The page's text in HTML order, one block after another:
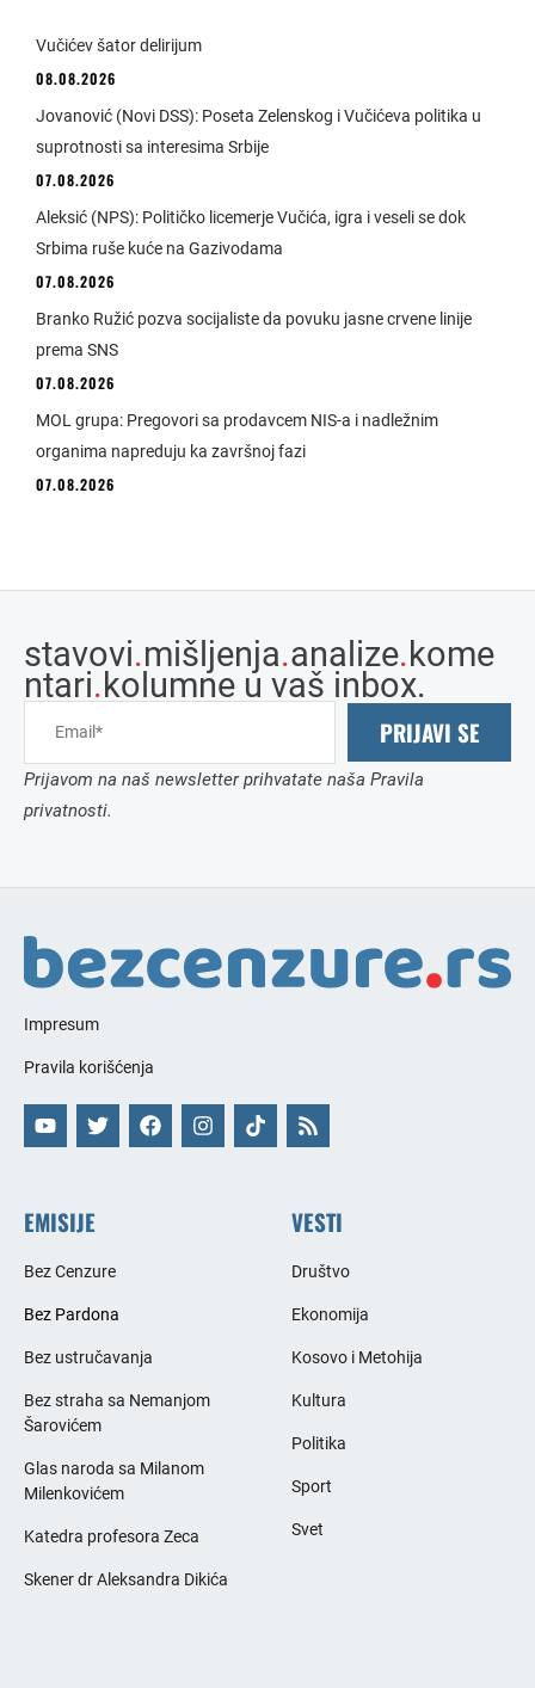
Vučićev šator delirijum
08.08.2026
Jovanović (Novi DSS): Poseta Zelenskog i Vučićeva politika u
suprotnosti sa interesima Srbije
07.08.2026
Aleksić (NPS): Političko licemerje Vučića, igra i veseli se dok
Srbima ruše kuće na Gazivodama
07.08.2026
Branko Ružić pozva socijaliste da povuku jasne crvene linije
prema SNS
07.08.2026
MOL grupa: Pregovori sa prodavcem NIS-a i nadležnim
organima napreduju ka završnoj fazi
07.08.2026
stavovi.mišljenja.analize.kome
ntari.kolumne u vaš inbox.
PRIJAVI SE
Prijavom na naš newsletter prihvatate naša Pravila
privatnosti.
Impresum
Pravila korišćenja
EMISIJE
Bez Cenzure
Bez Pardona
Bez ustručavanja
Bez straha sa Nemanjom
Šarovićem
Glas naroda sa Milanom
Milenkovićem
Katedra profesora Zeca
Skener dr Aleksandra Dikića
VESTI
Društvo
Ekonomija
Kosovo i Metohija
Kultura
Politika
Sport
Svet